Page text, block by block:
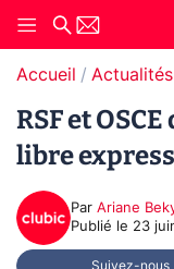
Accueil
RSF et
libre
Par Ariane
Publié le 23
Suivez-nous